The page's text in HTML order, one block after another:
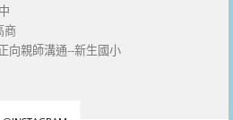
商
向親師溝通--新生國小